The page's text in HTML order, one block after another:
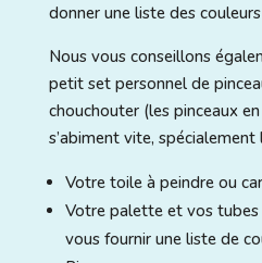
donner une liste des
Nous vous conseillons
petit set personnel de
chouchouter (les pinceaux
s’abiment vite, spécialement
Votre toile à peindre ou
Votre palette et vos tubes
vous fournir une liste de